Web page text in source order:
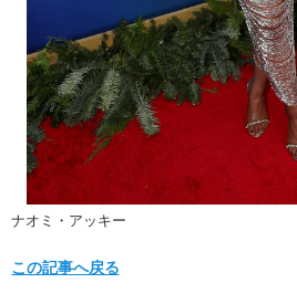
ナオミ・アッキー
この記事へ戻る